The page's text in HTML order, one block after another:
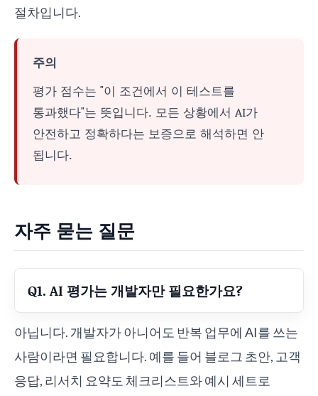
절차입니다.
주의
평가 점수는 "이 조건에서 이 테스트를
통과했다"는 뜻입니다. 모든 상황에서 AI가
안전하고 정확하다는 보증으로 해석하면 안
됩니다.
자주 묻는 질문
Q1. AI 평가는 개발자만 필요한가요?
아닙니다. 개발자가 아니어도 반복 업무에 AI를 쓰는
사람이라면 필요합니다. 예를 들어 블로그 초안, 고객
응답, 리서치 요약도 체크리스트와 예시 세트로